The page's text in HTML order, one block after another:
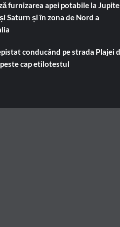
furnizarea apei potabile la
Saturn și în zona de Nord a
conducând pe strada Plajei
cap etilotestul